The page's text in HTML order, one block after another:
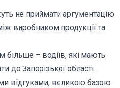
не приймати аргументацію
виробником продукції та
більше – водіїв, які мають
до Запорізької області.
відгуками, великою базою